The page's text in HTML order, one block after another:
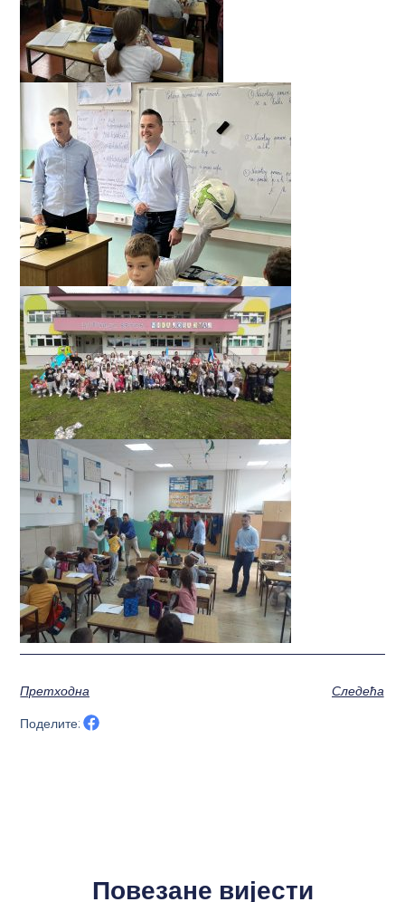
Претходна
Следећа
Поделите:
Повезане вијести